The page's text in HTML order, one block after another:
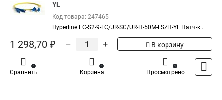
YL
Код товара: 247465
Hyperline FC-S2-9-LC/UR-SC/UR-H-50M-LSZH-YL Патч-к...
1 298,70 ₽ – + В корзину
Сравнить
0
Корзина
0
Просмотрено
1